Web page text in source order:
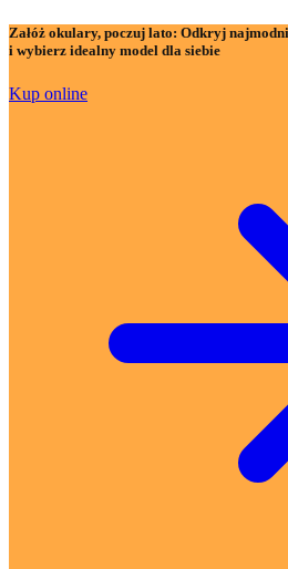
Załóż okulary, poczuj lato: Odkryj
i wybierz idealny model dla siebie
Kup online